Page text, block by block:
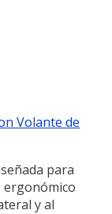
Volante de
para
ergonómico
y al